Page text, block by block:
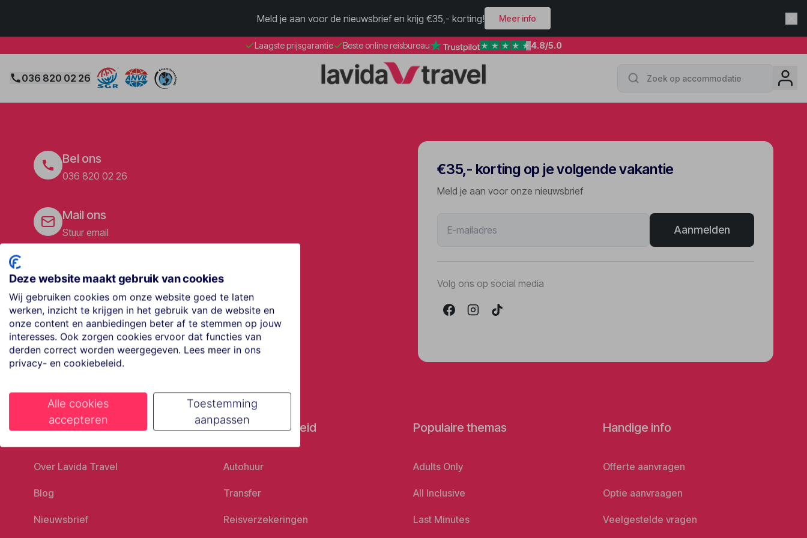
Meld je aan voor de nieuwsbrief en krijg €35,- korting! Meer info
Laagste prijsgarantie Beste online reisbureau 4.8/5.0
036 820 02 26
Bel ons
036 820 02 26
Mail ons
Stuur email
Maak een afspraak
Eenvoudig wanneer het uitkomt
Offerte aanvragen
Vraag offerte aan
€35,- korting op je volgende vakantie
Meld je aan voor onze nieuwsbrief
Aanmelden
Volg ons op social media
Ons bedrijf
Over Lavida Travel
Blog
Nieuwsbrief
Goed voorbereid
Autohuur
Transfer
Reisverzekeringen
Populaire themas
Adults Only
All Inclusive
Last Minutes
Handige info
Offerte aanvragen
Optie aanvraagen
Veelgestelde vragen
Deze website maakt gebruik van cookies
Wij gebruiken cookies om onze website goed te laten
werken, inzicht te krijgen in het gebruik van de website en
onze content en aanbiedingen beter af te stemmen op jouw
interesses. Ook zorgen cookies ervoor dat functies van
derden correct worden weergegeven. Lees meer in ons
privacy- en cookiebeleid.
Alle cookies
accepteren
Toestemming
aanpassen